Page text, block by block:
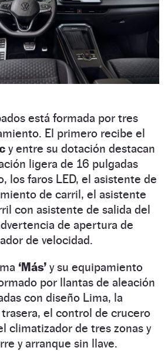
está formada por tres
El primero recibe el
y entre su dotación destacan
ligera de 16 pulgadas
los faros LED, el asistente de
de carril, el asistente
con asistente de salida del
de apertura de
de velocidad.
‘Más’ y su equipamiento
por llantas de aleación
con diseño Lima, la
el control de crucero
climatizador de tres zonas y
y arranque sin llave.